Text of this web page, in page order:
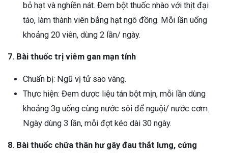
bỏ hạt và nghiền nát. Đem bột thuốc nhào với thịt đại
táo, làm thành viên bằng hạt ngô đồng. Mỗi lần uống
khoảng 20 viên, dùng 2 lần/ ngày.
7. Bài thuốc trị viêm gan mạn tính
Chuẩn bị: Ngũ vị tử sao vàng.
Thực hiện: Đem dược liệu tán bột mịn, mỗi lần dùng
khoảng 3g uống cùng nước sôi để nguội/ nước cơm.
Ngày dùng 3 lần, mỗi đợt kéo dài 30 ngày.
8. Bài thuốc chữa thân hư gây đau thắt lưng, cứng